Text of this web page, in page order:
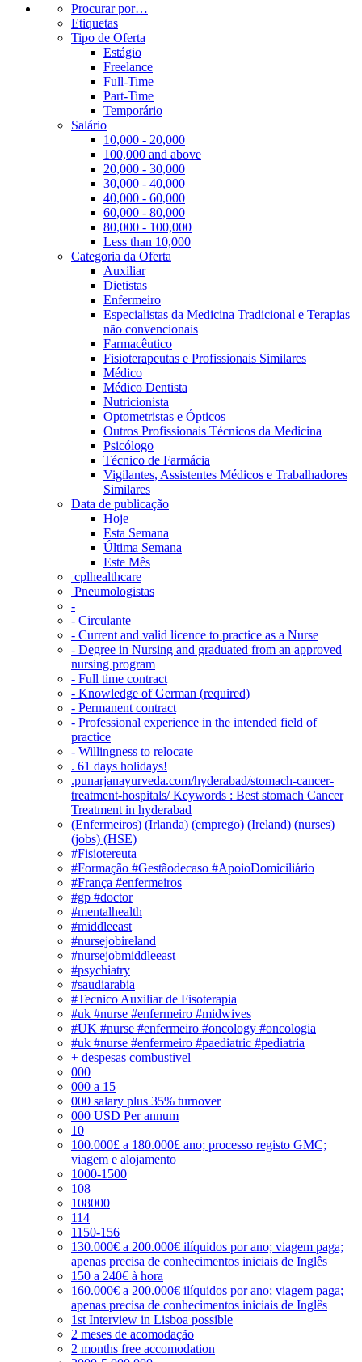
Procurar por…
Etiquetas
Tipo de Oferta
Estágio
Freelance
Full-Time
Part-Time
Temporário
Salário
10,000 - 20,000
100,000 and above
20,000 - 30,000
30,000 - 40,000
40,000 - 60,000
60,000 - 80,000
80,000 - 100,000
Less than 10,000
Categoria da Oferta
Auxiliar
Dietistas
Enfermeiro
Especialistas da Medicina Tradicional e Terapias
não convencionais
Farmacêutico
Fisioterapeutas e Profissionais Similares
Médico
Médico Dentista
Nutricionista
Optometristas e Ópticos
Outros Profissionais Técnicos da Medicina
Psicólogo
Técnico de Farmácia
Vigilantes, Assistentes Médicos e Trabalhadores
Similares
Data de publicação
Hoje
Esta Semana
Última Semana
Este Mês
‎ cplhealthcare‬
Pneumologistas
-
- Circulante
- Current and valid licence to practice as a Nurse
- Degree in Nursing and graduated from an approved
nursing program
- Full time contract
- Knowledge of German (required)
- Permanent contract
- Professional experience in the intended field of
practice
- Willingness to relocate
. 61 days holidays!
.punarjanayurveda.com/hyderabad/stomach-cancer-
treatment-hospitals/ Keywords : Best stomach Cancer
Treatment in hyderabad
(Enfermeiros) (Irlanda) (emprego) (Ireland) (nurses)
(jobs) (HSE)
#Fisiotereuta
#Formação #Gestãodecaso #ApoioDomiciliário
#França #enfermeiros
#gp #doctor
#mentalhealth
#middleeast
#nursejobireland
#nursejobmiddleeast
#psychiatry
#saudiarabia
#Tecnico Auxiliar de Fisoterapia
#uk #nurse #enfermeiro #midwives
#UK #nurse #enfermeiro #oncology #oncologia
#uk #nurse #enfermeiro #paediatric #pediatria
+ despesas combustivel
000
000 a 15
000 salary plus 35% turnover
000 USD Per annum
10
100.000£ a 180.000£ ano; processo registo GMC;
viagem e alojamento
1000-1500
108
108000
114
1150-156
130.000€ a 200.000€ ilíquidos por ano; viagem paga;
apenas precisa de conhecimentos iniciais de Inglês
150 a 240€ à hora
160.000€ a 200.000€ ilíquidos por ano; viagem paga;
apenas precisa de conhecimentos iniciais de Inglês
1st Interview in Lisboa possible
2 meses de acomodação
2 months free accomodation